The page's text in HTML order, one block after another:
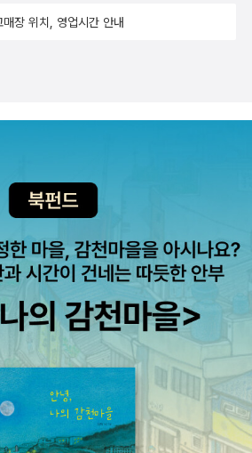
어린 나에게, 나의 자녀들과 교실 속
매장 위치, 영업시간 안내